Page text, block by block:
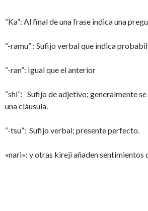
“Ka”: Al final de una frase indica una
“-ramu” : Sufijo verbal que indica
“-ran”: Igual que el anterior
“shi”: Sufijo de adjetivo; generalmente
una cláusula.
“-tsu”: Sufijo verbal; presente perfecto.
«nari»: y otras kireji añaden sentimientos